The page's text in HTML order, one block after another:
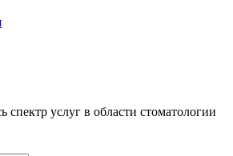
услуг в области стоматологии